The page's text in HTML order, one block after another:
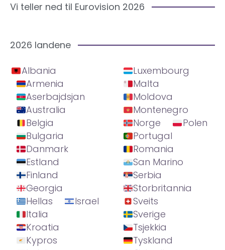
Vi teller ned til Eurovision 2026
2026 landene
Albania
Armenia
Aserbajdsjan
Australia
Belgia
Bulgaria
Danmark
Estland
Finland
Georgia
Hellas
Israel
Italia
Kroatia
Kypros
Luxembourg
Malta
Moldova
Montenegro
Norge
Polen
Portugal
Romania
San Marino
Serbia
Storbritannia
Sveits
Sverige
Tsjekkia
Tyskland